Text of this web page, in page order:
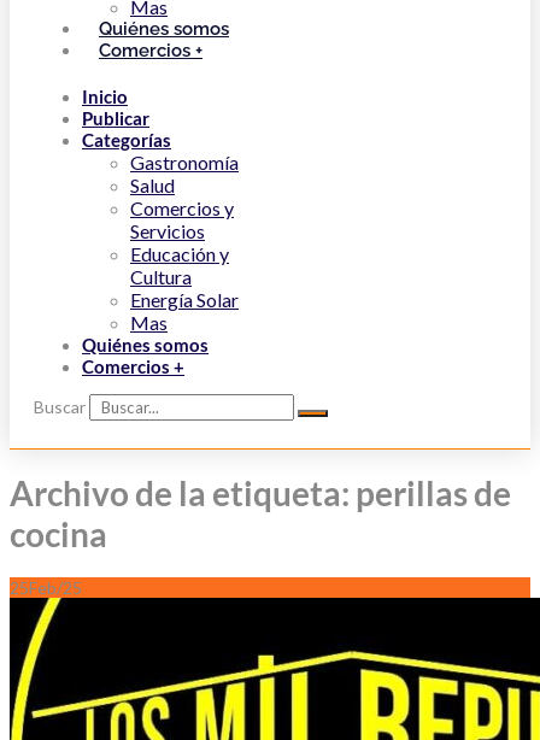
Mas
Quiénes somos
Comercios +
Inicio
Publicar
Categorías
Gastronomía
Salud
Comercios y
Servicios
Educación y
Cultura
Energía Solar
Mas
Quiénes somos
Comercios +
Buscar
Archivo de la etiqueta: perillas de
cocina
25Feb/25